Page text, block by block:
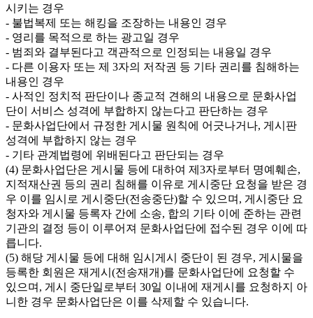
시키는 경우
- 불법복제 또는 해킹을 조장하는 내용인 경우
- 영리를 목적으로 하는 광고일 경우
- 범죄와 결부된다고 객관적으로 인정되는 내용일 경우
- 다른 이용자 또는 제 3자의 저작권 등 기타 권리를 침해하는
내용인 경우
- 사적인 정치적 판단이나 종교적 견해의 내용으로 문화사업
단이 서비스 성격에 부합하지 않는다고 판단하는 경우
- 문화사업단에서 규정한 게시물 원칙에 어긋나거나, 게시판
성격에 부합하지 않는 경우
- 기타 관계법령에 위배된다고 판단되는 경우
(4) 문화사업단은 게시물 등에 대하여 제3자로부터 명예훼손,
지적재산권 등의 권리 침해를 이유로 게시중단 요청을 받은 경
우 이를 임시로 게시중단(전송중단)할 수 있으며, 게시중단 요
청자와 게시물 등록자 간에 소송, 합의 기타 이에 준하는 관련
기관의 결정 등이 이루어져 문화사업단에 접수된 경우 이에 따
릅니다.
(5) 해당 게시물 등에 대해 임시게시 중단이 된 경우, 게시물을
등록한 회원은 재게시(전송재개)를 문화사업단에 요청할 수
있으며, 게시 중단일로부터 30일 이내에 재게시를 요청하지 아
니한 경우 문화사업단은 이를 삭제할 수 있습니다.